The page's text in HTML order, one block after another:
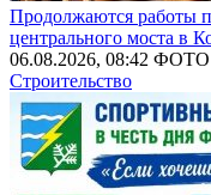
Продолжаются работы
центрального моста в
06.08.2026, 08:42 ФОТО
Строительство